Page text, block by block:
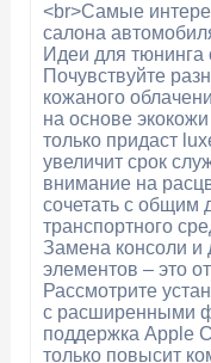
<br>Самые
салона
Идеи для тюнинга
Почувствуйте
кожаного
на основе
только придаст
увеличит срок
внимание на
сочетать с общим
транспортного
Замена консоли и
элементов – это
Рассмотрите
с расширенными
поддержка Apple
только повысит